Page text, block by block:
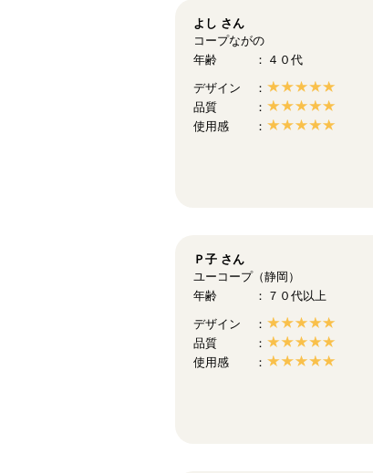
よし さん
コープながの
年齢
４０代
デザイン
品質
使用感
Ｐ子 さん
ユーコープ（静岡）
年齢
７０代以上
デザイン
品質
使用感